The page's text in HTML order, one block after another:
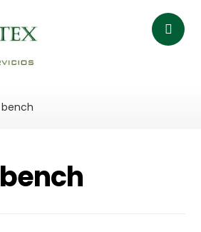
bench
bench